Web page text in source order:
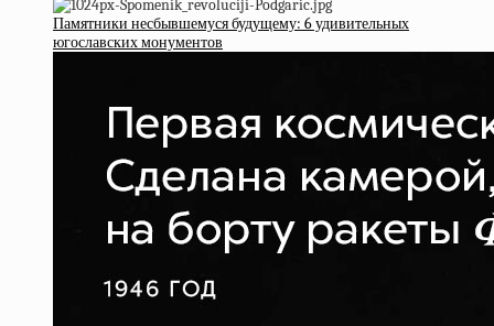
Памятники несбывшемуся будущему: 6 удивительных
югославских монументов